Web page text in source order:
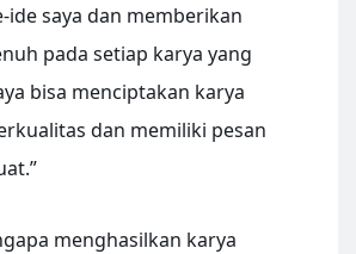
ide saya dan memberikan
pada setiap karya yang
bisa menciptakan karya
dan memiliki pesan
menghasilkan karya